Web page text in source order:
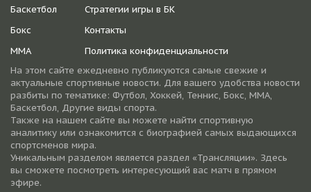
Баскетбол
Бокс
ММА
Стратегии игры в БК
Контакты
Политика конфиденциальности
На этом сайте ежедневно публикуются самые свежие и
актуальные спортивные новости. Для вашего удобства новости
разбиты по тематике: Футбол, Хоккей, Теннис, Бокс, ММА,
Баскетбол, Другие виды спорта.
Также на нашем сайте вы можете найти спортивную
аналитику или ознакомится с биографией самых выдающихся
спортсменов мира.
Уникальным разделом является раздел «Трансляции». Здесь
вы сможете посмотреть интересующий вас матч в прямом
эфире.